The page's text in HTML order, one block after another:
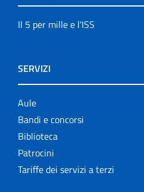
Il 5 per mille e l'ISS
SERVIZI
Aule
Bandi e concorsi
Biblioteca
Patrocini
Tariffe dei servizi a terzi